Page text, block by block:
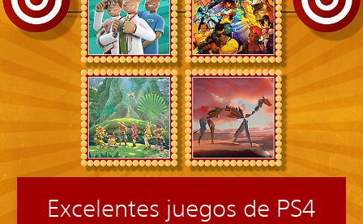
Excelentes juegos de PS4